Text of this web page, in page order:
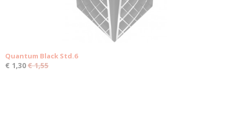
Quantum Black Std.6
€ 1,30€ 1,55